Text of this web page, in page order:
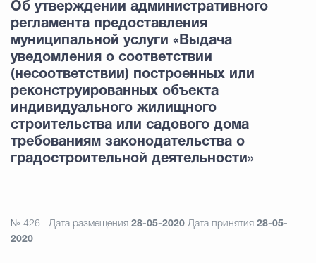
Об утверждении административного
регламента предоставления
муниципальной услуги «Выдача
уведомления о соответствии
(несоответствии) построенных или
реконструированных объекта
индивидуального жилищного
строительства или садового дома
требованиям законодательства о
градостроительной деятельности»
№ 426 Дата размещения 28-05-2020 Дата принятия 28-05-
2020